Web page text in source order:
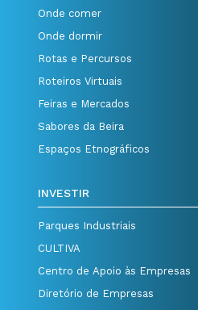
Onde comer
Onde dormir
Rotas e Percursos
Roteiros Virtuais
Feiras e Mercados
Sabores da Beira
Espaços Etnográficos
INVESTIR
Parques Industriais
CULTIVA
Centro de Apoio às Empresas
Diretório de Empresas